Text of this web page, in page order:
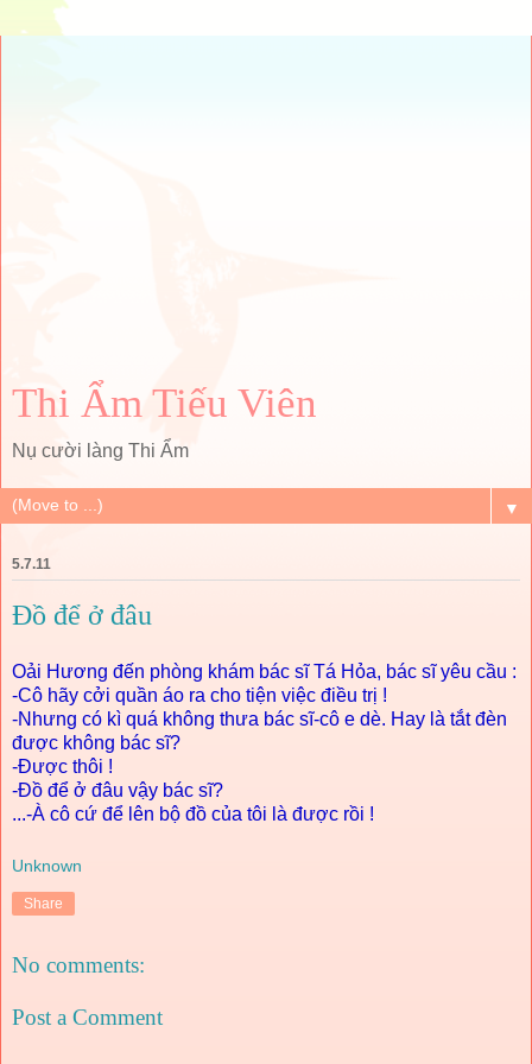
Thi Ẩm Tiếu Viên
Nụ cười làng Thi Ẩm
▼
5.7.11
Đồ để ở đâu
Oải Hương đến phòng khám bác sĩ Tá Hỏa, bác sĩ yêu cầu :
-Cô hãy cởi quần áo ra cho tiện việc điều trị !
-Nhưng có kì quá không thưa bác sĩ-cô e dè. Hay là tắt đèn
được không bác sĩ?
-Được thôi !
-Đồ để ở đâu vậy bác sĩ?
...-À cô cứ để lên bộ đồ của tôi là được rồi !
Unknown
Share
No comments:
Post a Comment